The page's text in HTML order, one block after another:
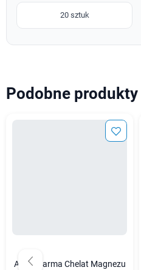
20 sztuk
Podobne produkty
ALG Pharma Chelat Magnezu